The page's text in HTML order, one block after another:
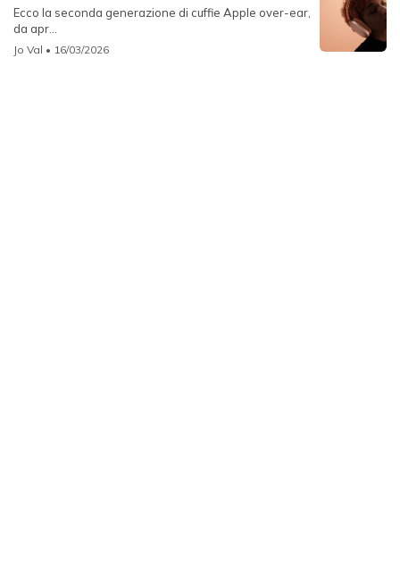
Ecco la seconda generazione di cuffie Apple over-ear,
da apr...
Jo Val • 16/03/2026